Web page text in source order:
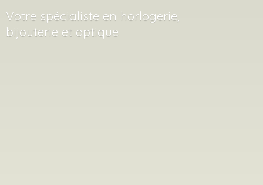
Votre spécialiste en horlogerie,
bijouterie et optique